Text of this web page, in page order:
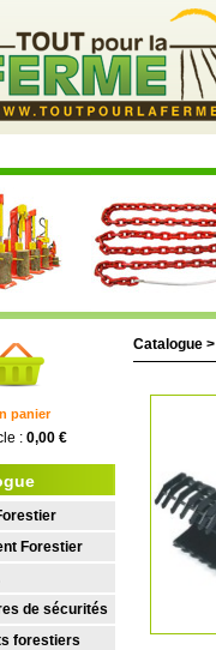
panier
: 0,00 €
Forestier
de sécurités
forestiers
Catalogue >